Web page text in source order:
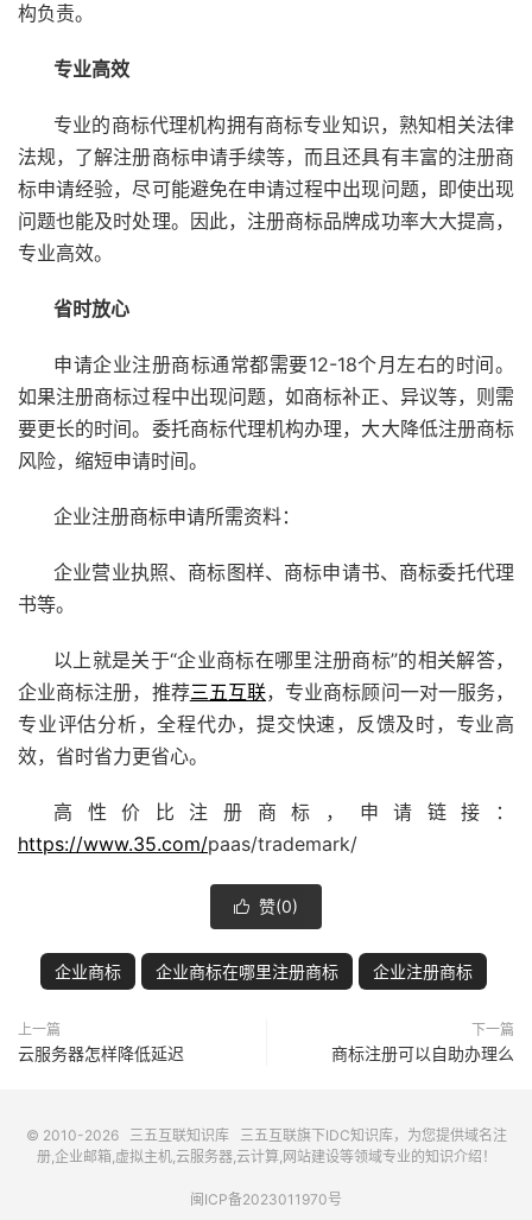
构负责。
专业高效
专业的商标代理机构拥有商标专业知识，熟知相关法律
法规，了解注册商标申请手续等，而且还具有丰富的注册商
标申请经验，尽可能避免在申请过程中出现问题，即使出现
问题也能及时处理。因此，注册商标品牌成功率大大提高，
专业高效。
省时放心
申请企业注册商标通常都需要12-18个月左右的时间。
如果注册商标过程中出现问题，如商标补正、异议等，则需
要更长的时间。委托商标代理机构办理，大大降低注册商标
风险，缩短申请时间。
企业注册商标申请所需资料：
企业营业执照、商标图样、商标申请书、商标委托代理
书等。
以上就是关于“企业商标在哪里注册商标”的相关解答，
企业商标注册，推荐三五互联，专业商标顾问一对一服务，
专业评估分析，全程代办，提交快速，反馈及时，专业高
效，省时省力更省心。
高性价比注册商标，申请链接：
https://www.35.com/paas/trademark/
 赞(0)
企业商标 企业商标在哪里注册商标 企业注册商标
上一篇
云服务器怎样降低延迟
下一篇
商标注册可以自助办理么
© 2010-2026 三五互联知识库 三五互联旗下IDC知识库，为您提供域名注
册,企业邮箱,虚拟主机,云服务器,云计算,网站建设等领域专业的知识介绍！
闽ICP备2023011970号